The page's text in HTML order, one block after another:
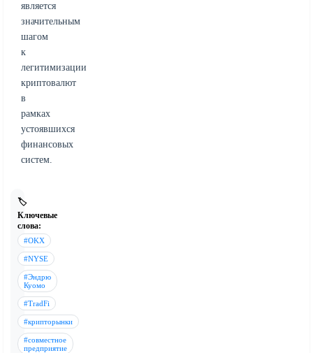
является
значительным
шагом
к
легитимизации
криптовалют
в
рамках
устоявшихся
финансовых
систем.
🏷️
Ключевые
слова:
#OKX
#NYSE
#Эндрю
Куомо
#TradFi
#крипторынки
#совместное
предприятие